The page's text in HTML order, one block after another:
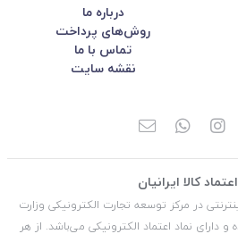
درباره ما
روش‌های پرداخت
تماس با ما
نقشه سایت
کالا ایرانیان
در مركز توسعه تجارت الكترونیكی وزارت
نماد اعتماد الكترونیكی می‌باشد. از هر